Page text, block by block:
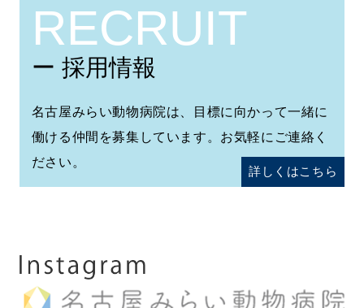
RECRUIT
ー 採用情報
名古屋みらい動物病院は、目標に向かって一緒に
働ける仲間を募集しています。お気軽にご連絡く
ださい。
詳しくはこちら